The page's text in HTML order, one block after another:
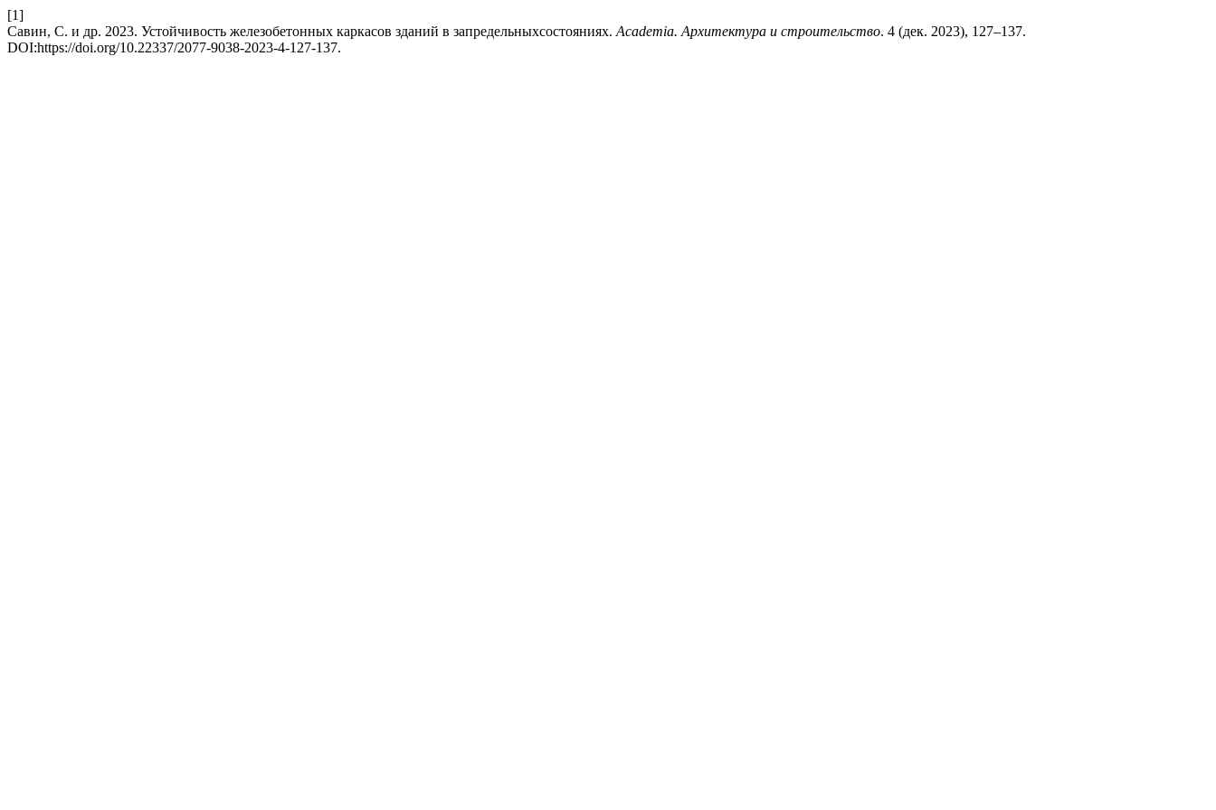
[1]
Савин, С. и др. 2023. Устойчивость железобетонных каркасов зданий в запредельныхсостояниях. Academia. Архитектура и строительство. 4 (дек. 2023), 127–137.
DOI:https://doi.org/10.22337/2077-9038-2023-4-127-137.